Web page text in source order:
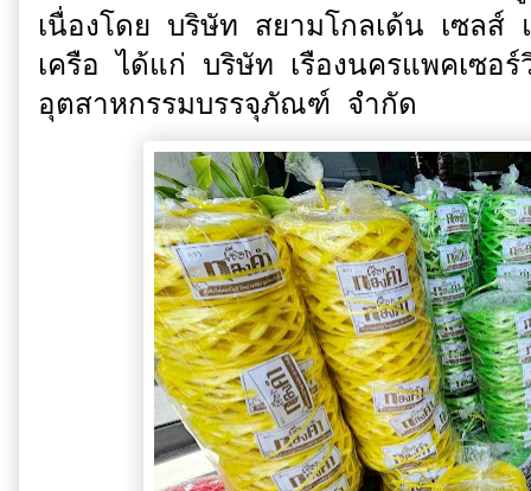
เนื่องโดย บริษัท สยามโกลเด้น เซล
เครือ ได้แก่ บริษัท เรืองนครแพคเซ
อุตสาหกรรมบรรจุภัณฑ์ จำกัด